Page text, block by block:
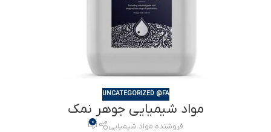
UNCATEGORIZED @FA
مواد شیمیایی جوهر نمک
فروشنده مواد شیمیایی 0